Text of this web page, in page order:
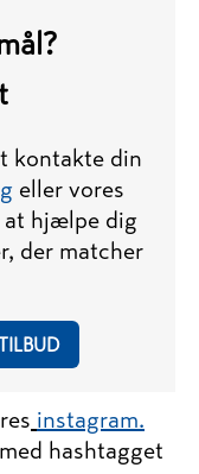
kontakte din
eller vores
at hjælpe dig
der matcher
instagram.
hashtagget